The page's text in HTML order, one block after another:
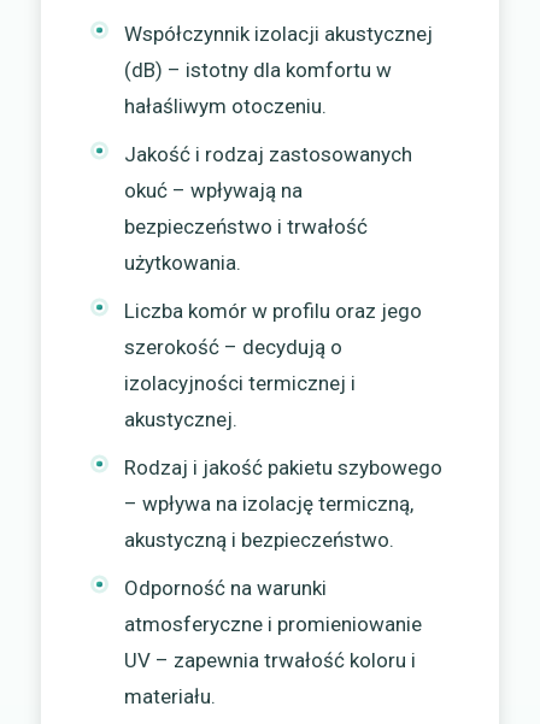
Współczynnik izolacji akustycznej
(dB) – istotny dla komfortu w
hałaśliwym otoczeniu.
Jakość i rodzaj zastosowanych
okuć – wpływają na
bezpieczeństwo i trwałość
użytkowania.
Liczba komór w profilu oraz jego
szerokość – decydują o
izolacyjności termicznej i
akustycznej.
Rodzaj i jakość pakietu szybowego
– wpływa na izolację termiczną,
akustyczną i bezpieczeństwo.
Odporność na warunki
atmosferyczne i promieniowanie
UV – zapewnia trwałość koloru i
materiału.